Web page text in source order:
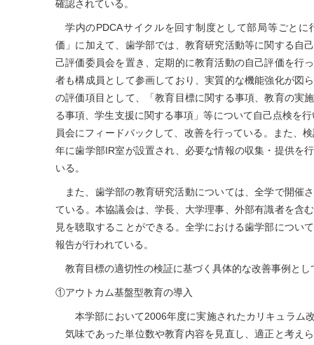
確認されている。
学内のPDCAサイクルを回す制度として部局等ごと
価」に加えて、歯学部では、教育研究活動等に関する自
己評価委員会を置き、定期的に教育活動の自己評価を行
者も構成員として参画しており、実質的な機能強化が図
の評価項目として、「教育目標に関する事項、教育の実
る事項、学生支援に関する事項」等について自己点検を
員会にフィードバックして、改善を行っている。また、
年に歯学部IR室が設置され、必要な情報の収集・提供を
いる。
また、歯学部の教育研究活動については、全学で開催
ている。本協議会は、学長、大学理事、外部有識者を含
見を聴取することができる。全学における歯学部につい
報告が行われている。
教育目標の適切性の検証に基づく具体的な改善事例と
①アウトカム基盤型教育の導入
本学部において2006年度に実施されたカリキュラム
気味であった単位数や教育内容を見直し、適正と考え